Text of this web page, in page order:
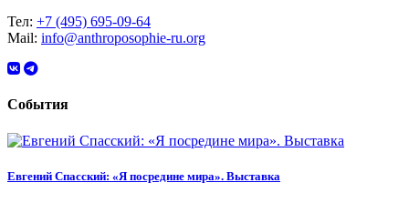
Тел: +7 (495) 695-09-64
Mail: info@anthroposophie-ru.org
События
Евгений Спасский: «Я посредине мира». Выставка